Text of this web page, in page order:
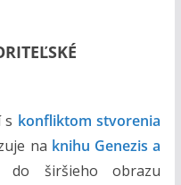
s konfliktom stvorenia
na knihu Genezis a
širšieho obrazu